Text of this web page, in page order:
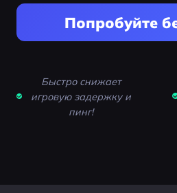
Попробуйте
Быстро снижает
игровую задержку и
пинг!